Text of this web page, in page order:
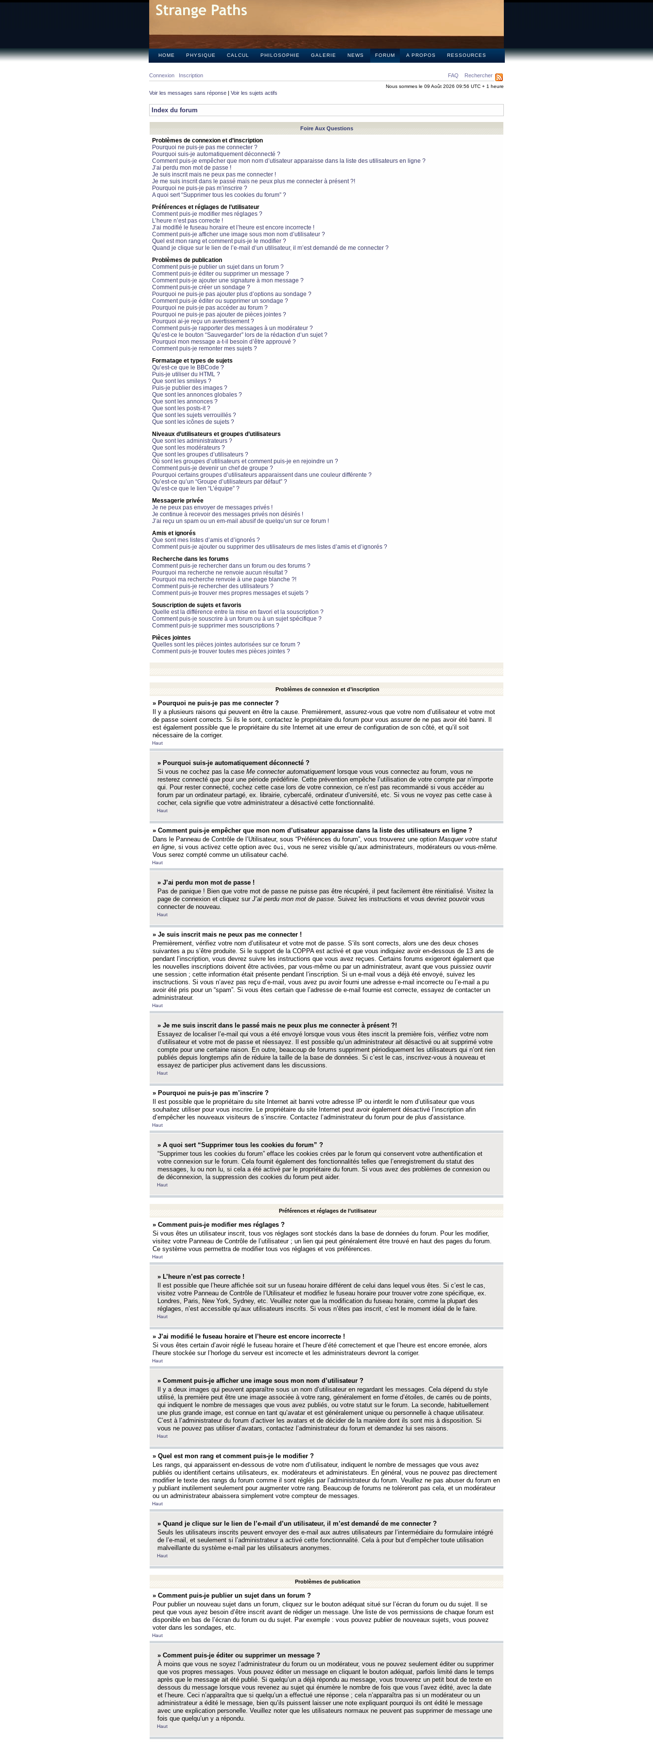
HOME PHYSIQUE CALCUL PHILOSOPHIE GALERIE NEWS FORUM A PROPOS RESSOURCES
FAQ Rechercher
Connexion Inscription
Nous sommes le 09 Août 2026 09:56 UTC + 1 heure
Voir les messages sans réponse | Voir les sujets actifs
Index du forum
Foire Aux Questions
Problèmes de connexion et d’inscription
Pourquoi ne puis-je pas me connecter ?
Pourquoi suis-je automatiquement déconnecté ?
Comment puis-je empêcher que mon nom d’utisateur apparaisse dans la liste des utilisateurs en ligne ?
J’ai perdu mon mot de passe !
Je suis inscrit mais ne peux pas me connecter !
Je me suis inscrit dans le passé mais ne peux plus me connecter à présent ?!
Pourquoi ne puis-je pas m’inscrire ?
A quoi sert “Supprimer tous les cookies du forum” ?
Préférences et réglages de l’utilisateur
Comment puis-je modifier mes réglages ?
L’heure n’est pas correcte !
J’ai modifié le fuseau horaire et l’heure est encore incorrecte !
Comment puis-je afficher une image sous mon nom d’utilisateur ?
Quel est mon rang et comment puis-je le modifier ?
Quand je clique sur le lien de l’e-mail d’un utilisateur, il m’est demandé de me connecter ?
Problèmes de publication
Comment puis-je publier un sujet dans un forum ?
Comment puis-je éditer ou supprimer un message ?
Comment puis-je ajouter une signature à mon message ?
Comment puis-je créer un sondage ?
Pourquoi ne puis-je pas ajouter plus d’options au sondage ?
Comment puis-je éditer ou supprimer un sondage ?
Pourquoi ne puis-je pas accéder au forum ?
Pourquoi ne puis-je pas ajouter de pièces jointes ?
Pourquoi ai-je reçu un avertissement ?
Comment puis-je rapporter des messages à un modérateur ?
Qu’est-ce le bouton “Sauvegarder” lors de la rédaction d’un sujet ?
Pourquoi mon message a-t-il besoin d’être approuvé ?
Comment puis-je remonter mes sujets ?
Formatage et types de sujets
Qu’est-ce que le BBCode ?
Puis-je utiliser du HTML ?
Que sont les smileys ?
Puis-je publier des images ?
Que sont les annonces globales ?
Que sont les annonces ?
Que sont les posts-it ?
Que sont les sujets verrouillés ?
Que sont les icônes de sujets ?
Niveaux d’utilisateurs et groupes d’utilisateurs
Que sont les administrateurs ?
Que sont les modérateurs ?
Que sont les groupes d’utilisateurs ?
Où sont les groupes d’utilisateurs et comment puis-je en rejoindre un ?
Comment puis-je devenir un chef de groupe ?
Pourquoi certains groupes d’utilisateurs apparaissent dans une couleur différente ?
Qu’est-ce qu’un “Groupe d’utilisateurs par défaut” ?
Qu’est-ce que le lien “L’équipe” ?
Messagerie privée
Je ne peux pas envoyer de messages privés !
Je continue à recevoir des messages privés non désirés !
J’ai reçu un spam ou un em-mail abusif de quelqu’un sur ce forum !
Amis et ignorés
Que sont mes listes d’amis et d’ignorés ?
Comment puis-je ajouter ou supprimer des utilisateurs de mes listes d’amis et d’ignorés ?
Recherche dans les forums
Comment puis-je rechercher dans un forum ou des forums ?
Pourquoi ma recherche ne renvoie aucun résultat ?
Pourquoi ma recherche renvoie à une page blanche ?!
Comment puis-je rechercher des utilisateurs ?
Comment puis-je trouver mes propres messages et sujets ?
Souscription de sujets et favoris
Quelle est la différence entre la mise en favori et la souscription ?
Comment puis-je souscrire à un forum ou à un sujet spécifique ?
Comment puis-je supprimer mes souscriptions ?
Pièces jointes
Quelles sont les pièces jointes autorisées sur ce forum ?
Comment puis-je trouver toutes mes pièces jointes ?
Problèmes de connexion et d’inscription
» Pourquoi ne puis-je pas me connecter ?
Il y a plusieurs raisons qui peuvent en être la cause. Premièrement, assurez-vous que votre nom d’utilisateur et votre mot
de passe soient corrects. Si ils le sont, contactez le propriétaire du forum pour vous assurer de ne pas avoir été banni. Il
est également possible que le propriétaire du site Internet ait une erreur de configuration de son côté, et qu’il soit
nécessaire de la corriger.
Haut
» Pourquoi suis-je automatiquement déconnecté ?
Si vous ne cochez pas la case Me connecter automatiquement lorsque vous vous connectez au forum, vous ne
resterez connecté que pour une période prédéfinie. Cette prévention empêche l’utilisation de votre compte par n’importe
qui. Pour rester connecté, cochez cette case lors de votre connexion, ce n’est pas recommandé si vous accéder au
forum par un ordinateur partagé, ex. librairie, cybercafé, ordinateur d’université, etc. Si vous ne voyez pas cette case à
cocher, cela signifie que votre administrateur a désactivé cette fonctionnalité.
Haut
» Comment puis-je empêcher que mon nom d’utisateur apparaisse dans la liste des utilisateurs en ligne ?
Dans le Panneau de Contrôle de l’Utilisateur, sous “Préférences du forum”, vous trouverez une option Masquer votre statut
en ligne, si vous activez cette option avec Oui , vous ne serez visible qu’aux administrateurs, modérateurs ou vous-même.
Vous serez compté comme un utilisateur caché.
Haut
» J’ai perdu mon mot de passe !
Pas de panique ! Bien que votre mot de passe ne puisse pas être récupéré, il peut facilement être réinitialisé. Visitez la
page de connexion et cliquez sur J’ai perdu mon mot de passe. Suivez les instructions et vous devriez pouvoir vous
connecter de nouveau.
Haut
» Je suis inscrit mais ne peux pas me connecter !
Premièrement, vérifiez votre nom d’utilisateur et votre mot de passe. S’ils sont corrects, alors une des deux choses
suivantes a pu s’être produite. Si le support de la COPPA est activé et que vous indiquiez avoir en-dessous de 13 ans de
pendant l’inscription, vous devrez suivre les instructions que vous avez reçues. Certains forums exigeront également que
les nouvelles inscriptions doivent être activées, par vous-même ou par un administrateur, avant que vous puissiez ouvrir
une session ; cette information était présente pendant l’inscription. Si un e-mail vous a déjà été envoyé, suivez les
insctructions. Si vous n’avez pas reçu d’e-mail, vous avez pu avoir fourni une adresse e-mail incorrecte ou l’e-mail a pu
avoir été pris pour un “spam”. Si vous êtes certain que l’adresse de e-mail fournie est correcte, essayez de contacter un
administrateur.
Haut
» Je me suis inscrit dans le passé mais ne peux plus me connecter à présent ?!
Essayez de localiser l’e-mail qui vous a été envoyé lorsque vous vous êtes inscrit la première fois, vérifiez votre nom
d’utilisateur et votre mot de passe et réessayez. Il est possible qu’un administrateur ait désactivé ou ait supprimé votre
compte pour une certaine raison. En outre, beaucoup de forums suppriment périodiquement les utilisateurs qui n’ont rien
publiés depuis longtemps afin de réduire la taille de la base de données. Si c’est le cas, inscrivez-vous à nouveau et
essayez de participer plus activement dans les discussions.
Haut
» Pourquoi ne puis-je pas m’inscrire ?
Il est possible que le propriétaire du site Internet ait banni votre adresse IP ou interdit le nom d’utilisateur que vous
souhaitez utiliser pour vous inscrire. Le propriétaire du site Internet peut avoir également désactivé l’inscription afin
d’empêcher les nouveaux visiteurs de s’inscrire. Contactez l’administrateur du forum pour de plus d’assistance.
Haut
» A quoi sert “Supprimer tous les cookies du forum” ?
“Supprimer tous les cookies du forum” efface les cookies crées par le forum qui conservent votre authentification et
votre connexion sur le forum. Cela fournit également des fonctionnalités telles que l’enregistrement du statut des
messages, lu ou non lu, si cela a été activé par le propriétaire du forum. Si vous avez des problèmes de connexion ou
de déconnexion, la suppression des cookies du forum peut aider.
Haut
Préférences et réglages de l’utilisateur
» Comment puis-je modifier mes réglages ?
Si vous êtes un utilisateur inscrit, tous vos réglages sont stockés dans la base de données du forum. Pour les modifier,
visitez votre Panneau de Contrôle de l’utilisateur ; un lien qui peut généralement être trouvé en haut des pages du forum.
Ce système vous permettra de modifier tous vos réglages et vos préférences.
Haut
» L’heure n’est pas correcte !
Il est possible que l’heure affichée soit sur un fuseau horaire différent de celui dans lequel vous êtes. Si c’est le cas,
visitez votre Panneau de Contrôle de l’Utilisateur et modifiez le fuseau horaire pour trouver votre zone spécifique, ex.
Londres, Paris, New York, Sydney, etc. Veuillez noter que la modification du fuseau horaire, comme la plupart des
réglages, n’est accessible qu’aux utilisateurs inscrits. Si vous n’êtes pas inscrit, c’est le moment idéal de le faire.
Haut
» J’ai modifié le fuseau horaire et l’heure est encore incorrecte !
Si vous êtes certain d’avoir réglé le fuseau horaire et l’heure d’été correctement et que l’heure est encore erronée, alors
l’heure stockée sur l’horloge du serveur est incorrecte et les administrateurs devront la corriger.
Haut
» Comment puis-je afficher une image sous mon nom d’utilisateur ?
Il y a deux images qui peuvent apparaître sous un nom d’utilisateur en regardant les messages. Cela dépend du style
utilisé, la première peut être une image associée à votre rang, généralement en forme d’étoiles, de carrés ou de points,
qui indiquent le nombre de messages que vous avez publiés, ou votre statut sur le forum. La seconde, habituellement
une plus grande image, est connue en tant qu’avatar et est généralement unique ou personnelle à chaque utilisateur.
C’est à l’administrateur du forum d’activer les avatars et de décider de la manière dont ils sont mis à disposition. Si
vous ne pouvez pas utiliser d’avatars, contactez l’administrateur du forum et demandez lui ses raisons.
Haut
» Quel est mon rang et comment puis-je le modifier ?
Les rangs, qui apparaissent en-dessous de votre nom d’utilisateur, indiquent le nombre de messages que vous avez
publiés ou identifient certains utilisateurs, ex. modérateurs et administateurs. En général, vous ne pouvez pas directement
modifier le texte des rangs du forum comme il sont réglés par l’administrateur du forum. Veuillez ne pas abuser du forum en
y publiant inutilement seulement pour augmenter votre rang. Beaucoup de forums ne toléreront pas cela, et un modérateur
ou un administrateur abaissera simplement votre compteur de messages.
Haut
» Quand je clique sur le lien de l’e-mail d’un utilisateur, il m’est demandé de me connecter ?
Seuls les utilisateurs inscrits peuvent envoyer des e-mail aux autres utilisateurs par l’intermédiaire du formulaire intégré
de l’e-mail, et seulement si l’administrateur a activé cette fonctionnalité. Cela à pour but d’empêcher toute utilisation
malveillante du système e-mail par les utilisateurs anonymes.
Haut
Problèmes de publication
» Comment puis-je publier un sujet dans un forum ?
Pour publier un nouveau sujet dans un forum, cliquez sur le bouton adéquat situé sur l’écran du forum ou du sujet. Il se
peut que vous ayez besoin d’être inscrit avant de rédiger un message. Une liste de vos permissions de chaque forum est
disponible en bas de l’écran du forum ou du sujet. Par exemple : vous pouvez publier de nouveaux sujets, vous pouvez
voter dans les sondages, etc.
Haut
» Comment puis-je éditer ou supprimer un message ?
À moins que vous ne soyez l’administrateur du forum ou un modérateur, vous ne pouvez seulement éditer ou supprimer
que vos propres messages. Vous pouvez éditer un message en cliquant le bouton adéquat, parfois limité dans le temps
après que le message ait été publié. Si quelqu’un a déjà répondu au message, vous trouverez un petit bout de texte en
dessous du message lorsque vous revenez au sujet qui énumère le nombre de fois que vous l’avez édité, avec la date
et l’heure. Ceci n’apparaîtra que si quelqu’un a effectué une réponse ; cela n’apparaîtra pas si un modérateur ou un
administrateur a édité le message, bien qu’ils puissent laisser une note expliquant pourquoi ils ont édité le message
avec une explication personelle. Veuillez noter que les utilisateurs normaux ne peuvent pas supprimer de message une
fois que quelqu’un y a répondu.
Haut